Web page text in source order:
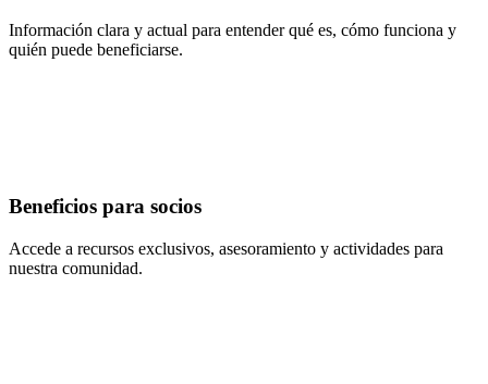
Información clara y actual para entender qué es, cómo funciona y
quién puede beneficiarse.
Beneficios para socios
Accede a recursos exclusivos, asesoramiento y actividades para
nuestra comunidad.